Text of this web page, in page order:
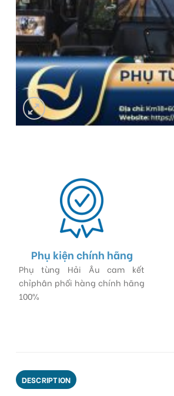
Phụ kiện chính hãng
Phụ tùng Hải Âu cam kết
chỉphân phối hàng chính hãng
100%
DESCRIPTION